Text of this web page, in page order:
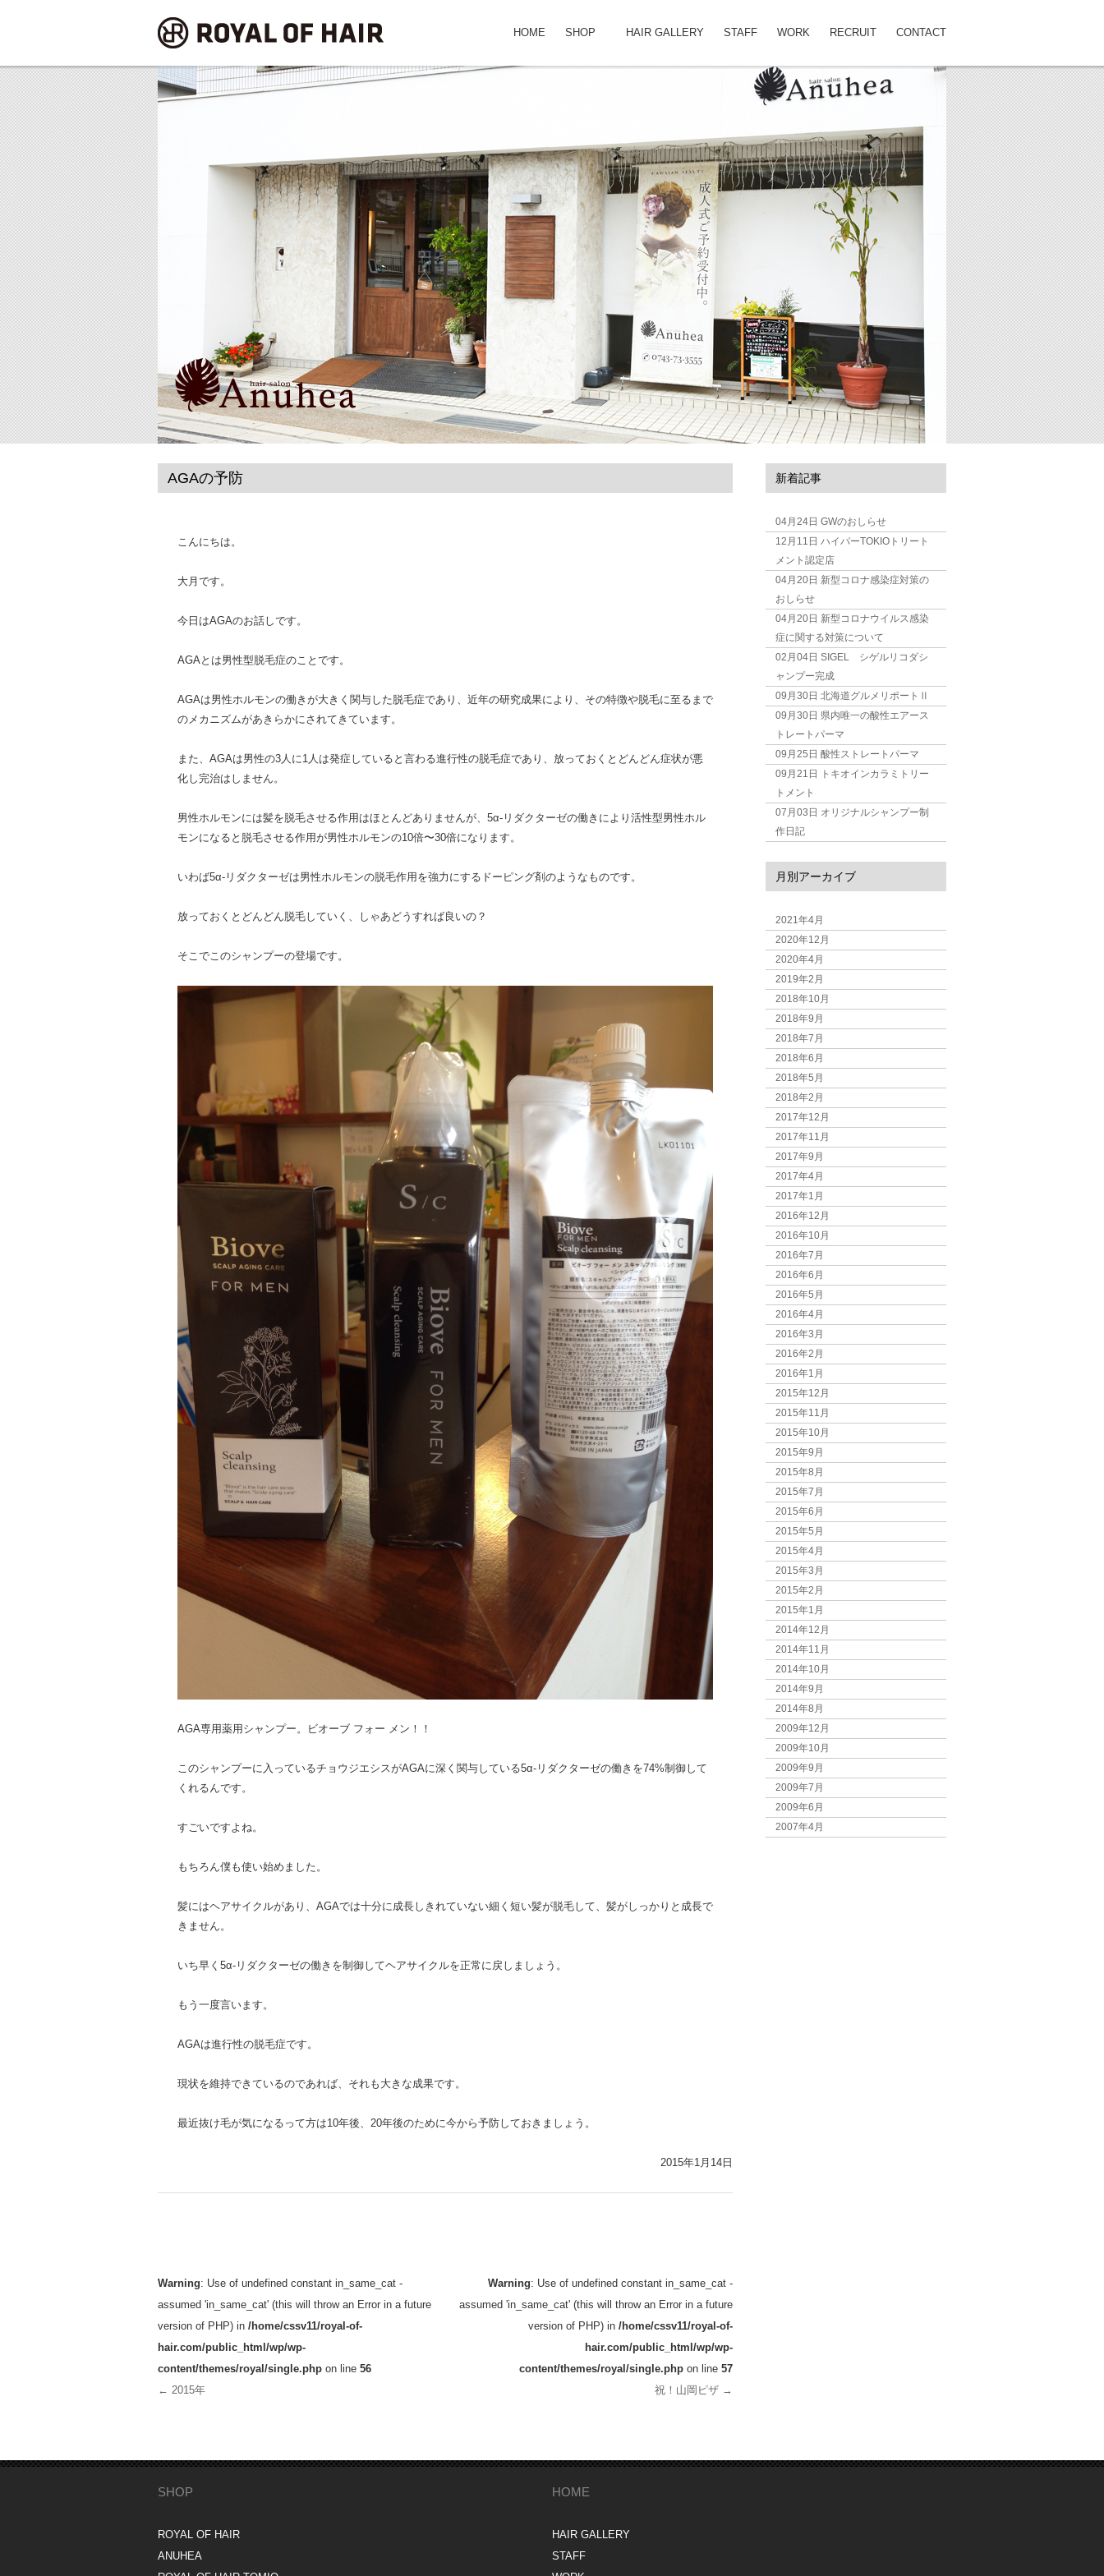
CONTACT
RECRUIT
WORK
STAFF
HAIR GALLERY
SHOP
HOME
AGAの予防
こんにちは。
大月です。
今日はAGAのお話しです。
AGAとは男性型脱毛症のことです。
AGAは男性ホルモンの働きが大きく関与した脱毛症であり、近年の研究成果により、その特徴や脱毛に至るまで
のメカニズムがあきらかにされてきています。
また、AGAは男性の3人に1人は発症していると言わる進行性の脱毛症であり、放っておくとどんどん症状が悪
化し完治はしません。
男性ホルモンには髪を脱毛させる作用はほとんどありませんが、5α-リダクターゼの働きにより活性型男性ホル
モンになると脱毛させる作用が男性ホルモンの10倍〜30倍になります。
いわば5α-リダクターゼは男性ホルモンの脱毛作用を強力にするドーピング剤のようなものです。
放っておくとどんどん脱毛していく、しゃあどうすれば良いの？
そこでこのシャンプーの登場です。
AGA専用薬用シャンプー。ビオーブ フォー メン！！
このシャンプーに入っているチョウジエシスがAGAに深く関与している5α-リダクターゼの働きを74%制御して
くれるんです。
すごいですよね。
もちろん僕も使い始めました。
髪にはヘアサイクルがあり、AGAでは十分に成長しきれていない細く短い髪が脱毛して、髪がしっかりと成長で
きません。
いち早く5α-リダクターゼの働きを制御してヘアサイクルを正常に戻しましょう。
もう一度言います。
AGAは進行性の脱毛症です。
現状を維持できているのであれば、それも大きな成果です。
最近抜け毛が気になるって方は10年後、20年後のために今から予防しておきましょう。
2015年1月14日
Warning: Use of undefined constant in_same_cat -
assumed 'in_same_cat' (this will throw an Error in a future
version of PHP) in /home/cssv11/royal-of-
hair.com/public_html/wp/wp-
content/themes/royal/single.php on line 56
← 2015年
Warning: Use of undefined constant in_same_cat -
assumed 'in_same_cat' (this will throw an Error in a future
version of PHP) in /home/cssv11/royal-of-
hair.com/public_html/wp/wp-
content/themes/royal/single.php on line 57
祝！山岡ピザ →
新着記事
04月24日 GWのおしらせ
12月11日 ハイパーTOKIOトリート
メント認定店
04月20日 新型コロナ感染症対策の
おしらせ
04月20日 新型コロナウイルス感染
症に関する対策について
02月04日 SIGEL シゲルリコダシ
ャンプー完成
09月30日 北海道グルメリポートⅡ
09月30日 県内唯一の酸性エアース
トレートパーマ
09月25日 酸性ストレートパーマ
09月21日
トキオインカラミトリー
トメント
07月03日 オリジナルシャンプー制
作日記
月別アーカイブ
2021年4月
2020年12月
2020年4月
2019年2月
2018年10月
2018年9月
2018年7月
2018年6月
2018年5月
2018年2月
2017年12月
2017年11月
2017年9月
2017年4月
2017年1月
2016年12月
2016年10月
2016年7月
2016年6月
2016年5月
2016年4月
2016年3月
2016年2月
2016年1月
2015年12月
2015年11月
2015年10月
2015年9月
2015年8月
2015年7月
2015年6月
2015年5月
2015年4月
2015年3月
2015年2月
2015年1月
2014年12月
2014年11月
2014年10月
2014年9月
2014年8月
2009年12月
2009年10月
2009年9月
2009年7月
2009年6月
2007年4月
SHOP
ROYAL OF HAIR
ANUHEA
HOME
HAIR GALLERY
STAFF